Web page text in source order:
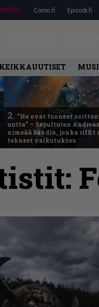
Como.fi Episodi.fi
KEIKKAUUTISET
2. ”He ovat tuoneet
uutta” – Sepulturan
nimeää bändin, jonka riffit
tehneet vaikutuksen